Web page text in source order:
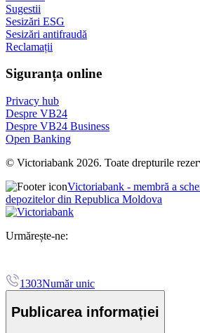
Sugestii
Sesizări ESG
Sesizări antifraudă
Reclamații
Siguranța online
Privacy hub
Despre VB24
Despre VB24 Business
Open Banking
© Victoriabank 2026. Toate drepturile
Victoriabank - membră a
depozitelor din Republica Moldova
Urmărește-ne:
1303Număr unic
Publicarea informației